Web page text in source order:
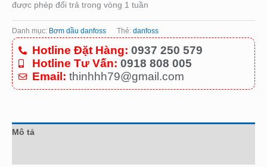
được phép đổi trả trong vòng 1 tuần
Danh mục: Bơm dầu danfoss Thẻ: danfoss
Hotline Đặt Hàng: 0937 250 579
Hotline Tư Vấn: 0918 808 005
Email: thinhhh79@gmail.com
Mô tả